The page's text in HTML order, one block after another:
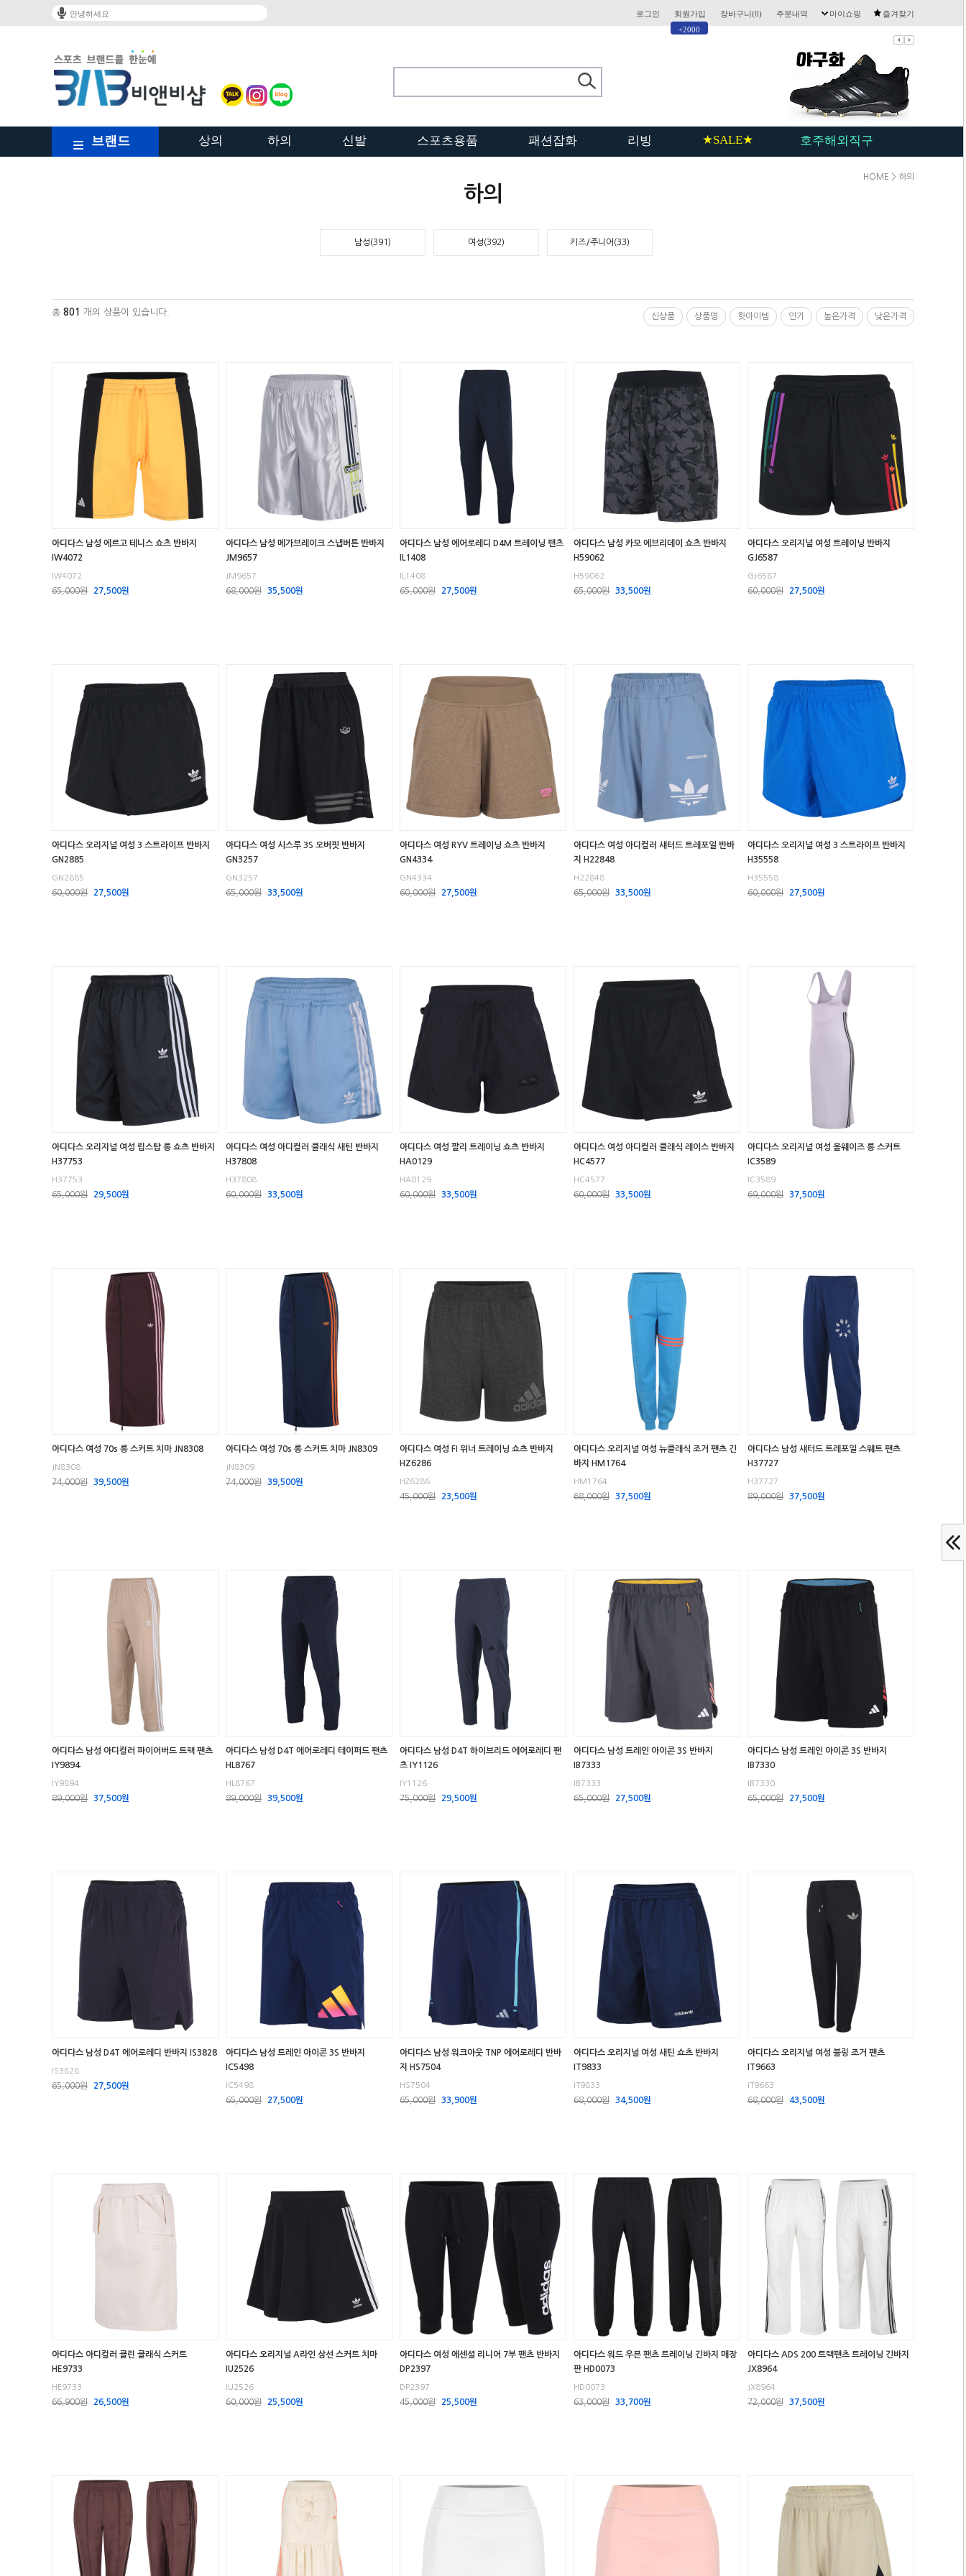
안녕하세요
로그인
+2000
회원가입 장바구니(0) 주문내역 마이쇼핑 즐겨찾기
브랜드 상의 하의 신발 스포츠용품 패션잡화 리빙 ★SALE★ 호주해외직구
HOME > 하의
하의
남성(391) 여성(392) 키즈/주니어(33)
총 801 개의 상품이 있습니다. 신상품 상품명 핫아이템 인기 높은가격 낮은가격
아디다스 남성 에르고 테니스 쇼츠 반바지
IW4072
IW4072
65,000원 27,500원
아디다스 남성 메가브레이크 스냅버튼 반바지
JM9657
JM9657
68,000원 35,500원
아디다스 남성 에어로레디 D4M 트레이닝 팬츠
IL1408
IL1408
65,000원 27,500원
아디다스 남성 카모 에브리데이 쇼츠 반바지
H59062
H59062
65,000원 33,500원
아디다스 오리지널 여성 트레이닝 반바지
GJ6587
GJ6587
60,000원 27,500원
아디다스 오리지널 여성 3 스트라이프 반바지
GN2885
GN2885
60,000원 27,500원
아디다스 여성 시스루 3S 오버핏 반바지
GN3257
GN3257
65,000원 33,500원
아디다스 여성 RYV 트레이닝 쇼츠 반바지
GN4334
GN4334
60,000원 27,500원
아디다스 여성 아디컬러 섀터드 트레포일 반바
지 H22848
H22848
65,000원 33,500원
아디다스 오리지널 여성 3 스트라이프 반바지
H35558
H35558
60,000원 27,500원
아디다스 오리지널 여성 립스탑 롱 쇼츠 반바지
H37753
H37753
65,000원 29,500원
아디다스 여성 아디컬러 클래식 새틴 반바지
H37808
H37808
60,000원 33,500원
아디다스 여성 팔리 트레이닝 쇼츠 반바지
HA0129
HA0129
60,000원 33,500원
아디다스 여성 아디컬러 클래식 레이스 반바지
HC4577
HC4577
60,000원 33,500원
아디다스 오리지널 여성 올웨이즈 롱 스커트
IC3589
IC3589
69,000원 37,500원
아디다스 여성 70s 롱 스커트 치마 JN8308
JN8308
74,000원 39,500원
아디다스 여성 70s 롱 스커트 치마 JN8309
JN8309
74,000원 39,500원
아디다스 여성 FI 위너 트레이닝 쇼츠 반바지
HZ6286
HZ6286
45,000원 23,500원
아디다스 오리지널 여성 뉴클래식 조거 팬츠 긴
바지 HM1764
HM1764
68,000원 37,500원
아디다스 남성 섀터드 트레포일 스웨트 팬츠
H37727
H37727
89,000원 37,500원
아디다스 남성 아디컬러 파이어버드 트랙 팬츠
IY9894
IY9894
89,000원 37,500원
아디다스 남성 D4T 에어로레디 테이퍼드 팬츠
HL8767
HL8767
89,000원 39,500원
아디다스 남성 D4T 하이브리드 에어로레디 팬
츠 IY1126
IY1126
75,000원 29,500원
아디다스 남성 트레인 아이콘 3S 반바지
IB7333
IB7333
65,000원 27,500원
아디다스 남성 트레인 아이콘 3S 반바지
IB7330
IB7330
65,000원 27,500원
아디다스 남성 D4T 에어로레디 반바지 IS3828
IS3828
65,000원 27,500원
아디다스 남성 트레인 아이콘 3S 반바지
IC5498
IC5498
65,000원 27,500원
아디다스 남성 워크아웃 TNP 에어로레디 반바
지 HS7504
HS7504
65,000원 33,900원
아디다스 오리지널 여성 새틴 쇼츠 반바지
IT9833
IT9833
68,000원 34,500원
아디다스 오리지널 여성 블링 조거 팬츠
IT9663
IT9663
68,000원 43,500원
아디다스 아디컬러 클린 클래식 스커트
HE9733
HE9733
66,900원 26,500원
아디다스 오리지널 A라인 삼선 스커트 치마
IU2526
IU2526
60,000원 25,500원
아디다스 여성 에센셜 리니어 7부 팬츠 반바지
DP2397
DP2397
45,000원 25,500원
아디다스 워드 우븐 팬츠 트레이닝 긴바지 매장
판 HD0073
HD0073
63,000원 33,700원
아디다스 ADS 200 트랙팬츠 트레이닝 긴바지
JX8964
JX8964
72,000원 37,500원